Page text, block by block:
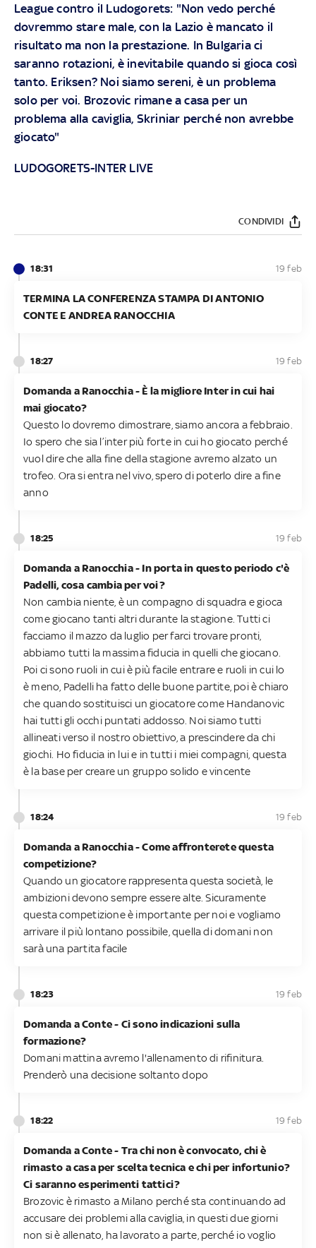
League contro il Ludogorets: "Non vedo perché
dovremmo stare male, con la Lazio è mancato il
risultato ma non la prestazione. In Bulgaria ci
saranno rotazioni, è inevitabile quando si gioca così
tanto. Eriksen? Noi siamo sereni, è un problema
solo per voi. Brozovic rimane a casa per un
problema alla caviglia, Skriniar perché non avrebbe
giocato"
LUDOGORETS-INTER LIVE
CONDIVIDI
18:31 19 feb
TERMINA LA CONFERENZA STAMPA DI ANTONIO
CONTE E ANDREA RANOCCHIA
18:27 19 feb
Domanda a Ranocchia - È la migliore Inter in cui hai
mai giocato?
Questo lo dovremo dimostrare, siamo ancora a febbraio.
Io spero che sia l’inter più forte in cui ho giocato perché
vuol dire che alla fine della stagione avremo alzato un
trofeo. Ora si entra nel vivo, spero di poterlo dire a fine
anno
18:25 19 feb
Domanda a Ranocchia - In porta in questo periodo c'è
Padelli, cosa cambia per voi?
Non cambia niente, è un compagno di squadra e gioca
come giocano tanti altri durante la stagione. Tutti ci
facciamo il mazzo da luglio per farci trovare pronti,
abbiamo tutti la massima fiducia in quelli che giocano.
Poi ci sono ruoli in cui è più facile entrare e ruoli in cui lo
è meno, Padelli ha fatto delle buone partite, poi è chiaro
che quando sostituisci un giocatore come Handanovic
hai tutti gli occhi puntati addosso. Noi siamo tutti
allineati verso il nostro obiettivo, a prescindere da chi
giochi. Ho fiducia in lui e in tutti i miei compagni, questa
è la base per creare un gruppo solido e vincente
18:24 19 feb
Domanda a Ranocchia - Come affronterete questa
competizione?
Quando un giocatore rappresenta questa società, le
ambizioni devono sempre essere alte. Sicuramente
questa competizione è importante per noi e vogliamo
arrivare il più lontano possibile, quella di domani non
sarà una partita facile
18:23 19 feb
Domanda a Conte - Ci sono indicazioni sulla
formazione?
Domani mattina avremo l'allenamento di rifinitura.
Prenderò una decisione soltanto dopo
18:22 19 feb
Domanda a Conte - Tra chi non è convocato, chi è
rimasto a casa per scelta tecnica e chi per infortunio?
Ci saranno esperimenti tattici?
Brozovic è rimasto a Milano perché sta continuando ad
accusare dei problemi alla caviglia, in questi due giorni
non si è allenato, ha lavorato a parte, perché io voglio